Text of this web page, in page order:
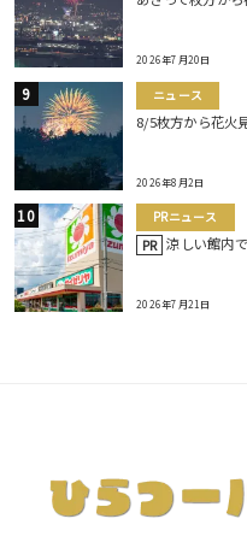
2026年7月20日
ニュース
8/5枚方から花火
2026年8月2日
PRニュース
PR 涼しい館内
2026年7月21日